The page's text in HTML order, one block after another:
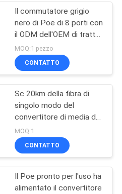
Il commutatore grigio
nero di Poe di 8 porti con
il ODM dell'OEM di tratta
in salita di 1 gigabit ha
sostenuto
MOQ:1 pezzo
CONTATTO
Sc 20km della fibra di
singolo modo del
convertitore di media del
commutatore
autoalimentato di
IEEE802.3af POE singolo
MOQ:1
CONTATTO
Il Poe pronto per l'uso ha
alimentato il convertitore